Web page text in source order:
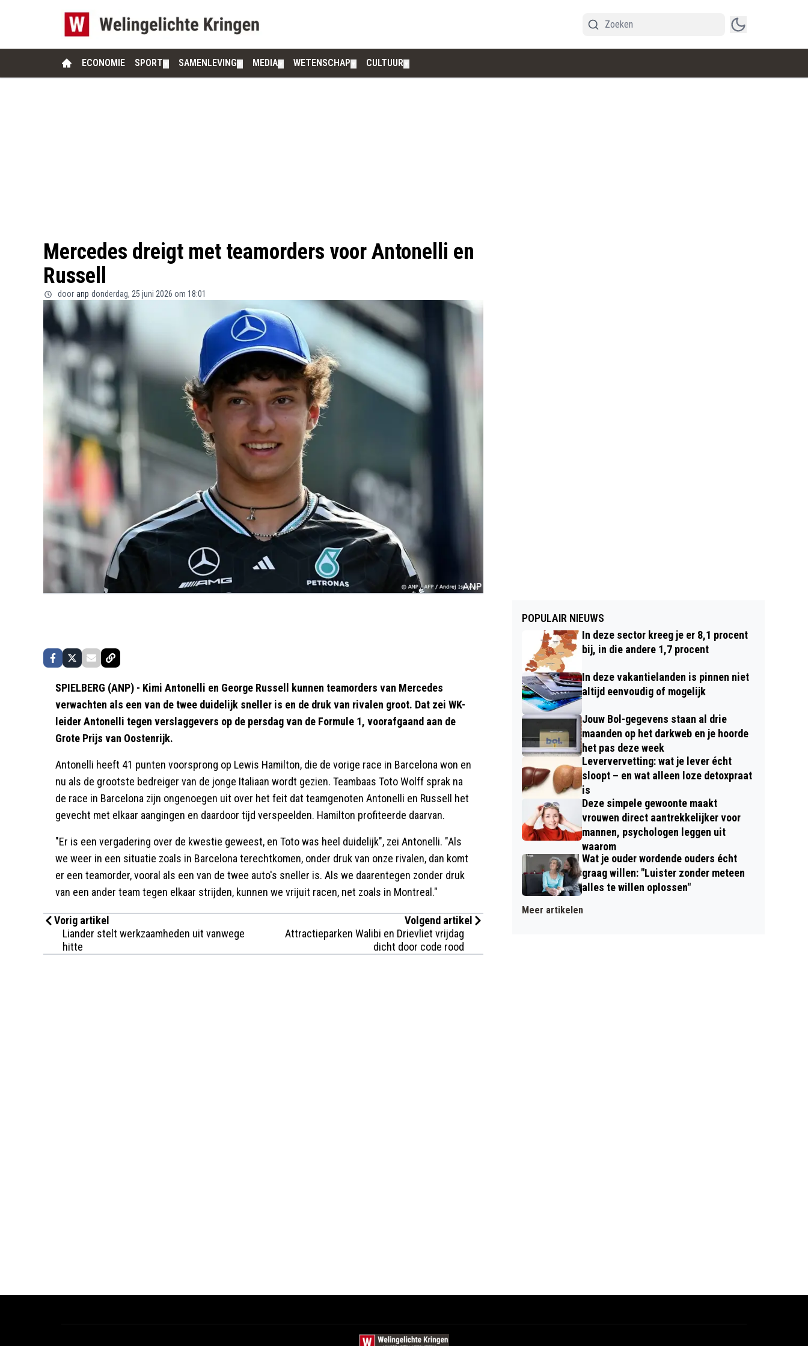
ECONOMIE SPORT SAMENLEVING MEDIA WETENSCHAP CULTUUR
Mercedes dreigt met teamorders voor Antonelli en
Russell
door anp donderdag, 25 juni 2026 om 18:01
SPIELBERG (ANP) - Kimi Antonelli en George Russell kunnen teamorders van Mercedes
verwachten als een van de twee duidelijk sneller is en de druk van rivalen groot. Dat zei WK-
leider Antonelli tegen verslaggevers op de persdag van de Formule 1, voorafgaand aan de
Grote Prijs van Oostenrijk.
Antonelli heeft 41 punten voorsprong op Lewis Hamilton, die de vorige race in Barcelona won en
nu als de grootste bedreiger van de jonge Italiaan wordt gezien. Teambaas Toto Wolff sprak na
de race in Barcelona zijn ongenoegen uit over het feit dat teamgenoten Antonelli en Russell het
gevecht met elkaar aangingen en daardoor tijd verspeelden. Hamilton profiteerde daarvan.
"Er is een vergadering over de kwestie geweest, en Toto was heel duidelijk", zei Antonelli. "Als
we weer in een situatie zoals in Barcelona terechtkomen, onder druk van onze rivalen, dan komt
er een teamorder, vooral als een van de twee auto's sneller is. Als we daarentegen zonder druk
van een ander team tegen elkaar strijden, kunnen we vrijuit racen, net zoals in Montreal."
Vorig artikel
Liander stelt werkzaamheden uit vanwege
hitte
Volgend artikel
Attractieparken Walibi en Drievliet vrijdag
dicht door code rood
POPULAIR NIEUWS
In deze sector kreeg je er 8,1 procent
bij, in die andere 1,7 procent
In deze vakantielanden is pinnen niet
altijd eenvoudig of mogelijk
Jouw Bol-gegevens staan al drie
maanden op het darkweb en je hoorde
het pas deze week
Leververvetting: wat je lever écht
sloopt – en wat alleen loze detoxpraat
is
Deze simpele gewoonte maakt
vrouwen direct aantrekkelijker voor
mannen, psychologen leggen uit
waarom
Wat je ouder wordende ouders écht
graag willen: "Luister zonder meteen
alles te willen oplossen"
Meer artikelen